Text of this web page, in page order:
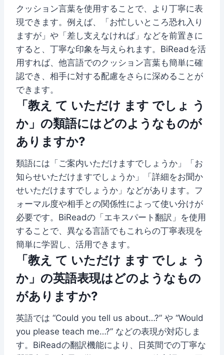
クッション言葉を使用することで、より丁寧に表
現できます。例えば、「お忙しいところ恐れ入り
ますが」や「差し支えなければ」などを前置きに
すると、丁寧な印象を与えられます。BiReadを活
用すれば、他言語でのクッション言葉も簡単に確
認でき、相手に対する配慮をさらに深めることが
できます。
「教え て いただけ ます でしょ う
か」の類語にはどのようなものが
ありますか?
類語には「ご案内いただけますでしょうか」「お
知らせいただけますでしょうか」「詳細をお聞か
せいただけますでしょうか」などがあります。フ
ォーマル度や相手との関係性によって使い分けが
必要です。BiReadの「エキスパート翻訳」を使用
することで、異なる言語でもこれらの丁寧表現を
簡単に学習し、活用できます。
「教え て いただけ ます でしょ う
か」の英語表現はどのようなもの
がありますか?
英語では “Could you tell us about…?” や “Would
you please teach me…?” などの表現が対応しま
す。BiReadの翻訳機能により、日英間での丁寧な